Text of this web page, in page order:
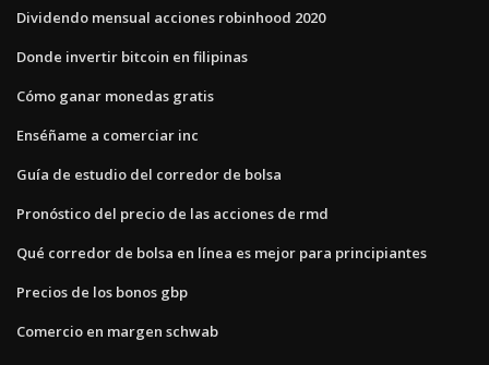
Dividendo mensual acciones robinhood 2020
Donde invertir bitcoin en filipinas
Cómo ganar monedas gratis
Enséñame a comerciar inc
Guía de estudio del corredor de bolsa
Pronóstico del precio de las acciones de rmd
Qué corredor de bolsa en línea es mejor para principiantes
Precios de los bonos gbp
Comercio en margen schwab